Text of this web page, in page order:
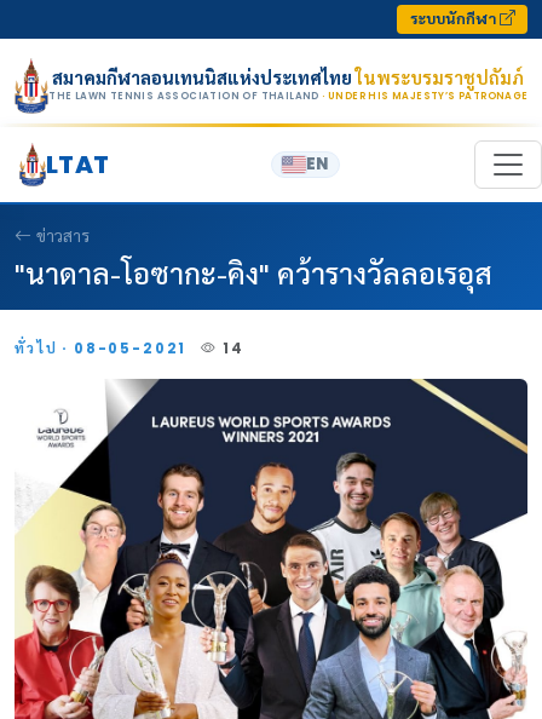
ระบบนักกีฬา
สมาคมกีฬาลอนเทนนิสแห่งประเทศไทยในพระบรมราชูปถัมภ์
THE LAWN TENNIS ASSOCIATION OF THAILAND · UNDER HIS MAJESTY’S PATRONAGE
LTAT EN
ข่าวสาร
"นาดาล-โอซากะ-คิง" คว้ารางวัลลอเรอุส
ทั่วไป · 08-05-2021 14